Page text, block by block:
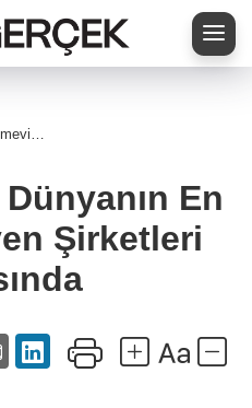
Dünyanın En
Şirketleri